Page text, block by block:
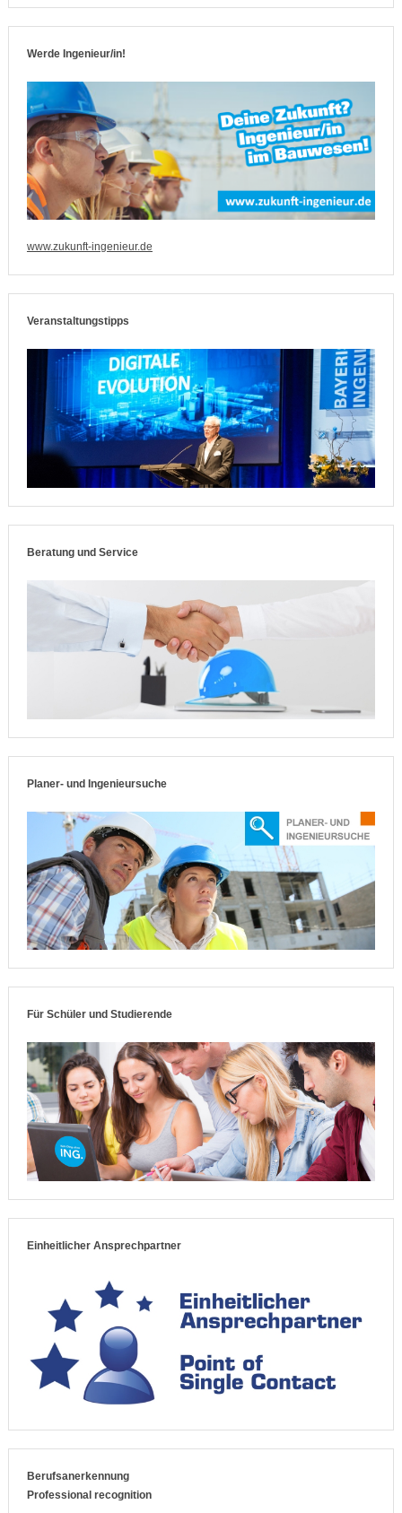
Werde Ingenieur/in!
www.zukunft-ingenieur.de
Veranstaltungstipps
Beratung und Service
Planer- und Ingenieursuche
Für Schüler und Studierende
Einheitlicher Ansprechpartner
Berufsanerkennung
Professional recognition